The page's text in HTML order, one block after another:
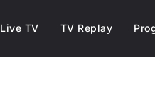
Live TV TV Replay